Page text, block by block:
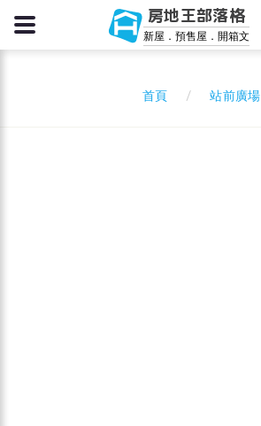
房地王部落格
新屋．預售屋．開箱文
首頁 站前廣場